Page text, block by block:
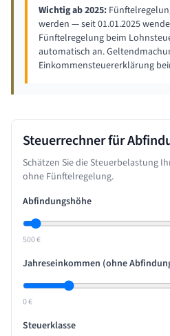
Wichtig ab 2025:
werden — seit 01.01.2025
Fünftelregelung beim
automatisch an.
Einkommensteuererklärung
Steuerrechner für
Schätzen Sie die Steuerbelastung
ohne Fünftelregelung.
Abfindungshöhe
500 €
Jahreseinkommen (ohne
0 €
Steuerklasse